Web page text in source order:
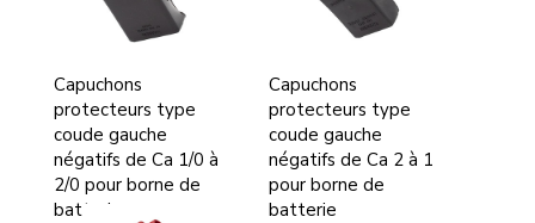
Capuchons
protecteurs type
coude gauche
négatifs de Ca 1/0 à
2/0 pour borne de
batterie
Capuchons
protecteurs type
coude gauche
négatifs de Ca 2 à 1
pour borne de
batterie